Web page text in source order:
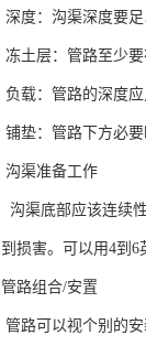
深度：沟渠深度要
冻土层：管路至少要
负载：管路的深度
铺垫：管路下方必要
沟渠准备工作
沟渠底部应该连续
到损害。可以用4到6
管路组合/安置
管路可以视个别的